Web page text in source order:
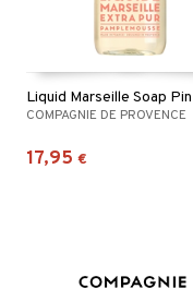
COMPAGNIE DE PROVENCE
17,95 €